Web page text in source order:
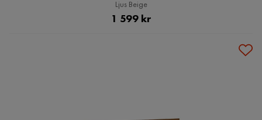
Ljus Beige
Pris
1 599 kr